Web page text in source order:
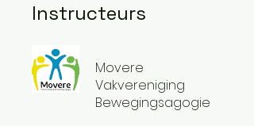
Instructeurs
Movere
Vakvereniging
Bewegingsagogie